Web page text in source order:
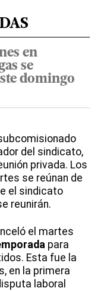
en
se
domingo
del sindicato,
privada. Los
se reúnan de
el sindicato
reunirán.
el martes
para
Esta fue la
en la primera
laboral